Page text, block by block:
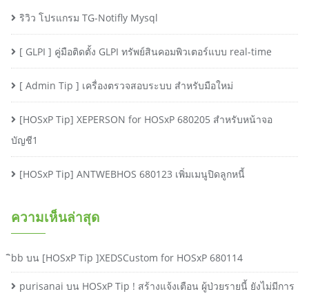
ริวิว โปรแกรม TG-Notifly Mysql
[ GLPI ] คู่มือติดตั้ง GLPI ทรัพย์สินคอมพิวเตอร์แบบ real-time
[ Admin Tip ] เครื่องตรวจสอบระบบ สำหรับมือใหม่
[HOSxP Tip] XEPERSON for HOSxP 680205 สำหรับหน้าจอ
บัญชี1
[HOSxP Tip] ANTWEBHOS 680123 เพิ่มเมนูปิดลูกหนี้
ความเห็นล่าสุด
ิbb บน [HOSxP Tip ]XEDSCustom for HOSxP 680114
purisanai บน HOSxP Tip ! สร้างแจ้งเตือน ผู้ป่วยรายนี้ ยังไม่มีการ